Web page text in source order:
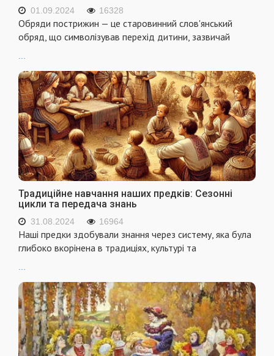
01.09.2024 16328
Обряди пострижин — це старовинний слов'янський
обряд, що символізував перехід дитини, зазвичай
Традиційне навчання наших предків: Сезонні
цикли та передача знань
31.08.2024 16964
Наші предки здобували знання через систему, яка була
глибоко вкорінена в традиціях, культурі та
...